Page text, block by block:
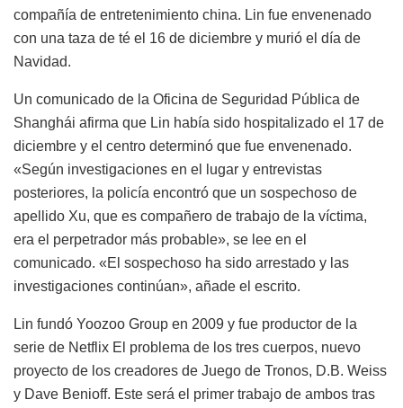
compañía de entretenimiento china. Lin fue envenenado
con una taza de té el 16 de diciembre y murió el día de
Navidad.
Un comunicado de la Oficina de Seguridad Pública de
Shanghái afirma que Lin había sido hospitalizado el 17 de
diciembre y el centro determinó que fue envenenado.
«Según investigaciones en el lugar y entrevistas
posteriores, la policía encontró que un sospechoso de
apellido Xu, que es compañero de trabajo de la víctima,
era el perpetrador más probable», se lee en el
comunicado. «El sospechoso ha sido arrestado y las
investigaciones continúan», añade el escrito.
Lin fundó Yoozoo Group en 2009 y fue productor de la
serie de Netflix El problema de los tres cuerpos, nuevo
proyecto de los creadores de Juego de Tronos, D.B. Weiss
y Dave Benioff. Este será el primer trabajo de ambos tras